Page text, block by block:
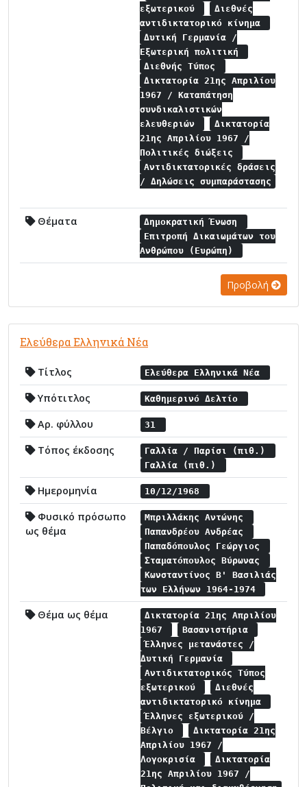
εξωτερικού
Διεθνές
αντιδικτατορικό κίνημα
Δυτική Γερμανία /
Εξωτερική πολιτική
Διεθνής Τύπος
Δικτατορία 21ης Απριλίου
1967 / Καταπάτηση
συνδικαλιστικών
ελευθεριών
Δικτατορία
21ης Απριλίου 1967 /
Πολιτικές διώξεις
Αντιδικτατορικές δράσεις
/ Δηλώσεις συμπαράστασης
Θέματα
Δημοκρατική Ένωση
Επιτροπή Δικαιωμάτων του
Ανθρώπου (Ευρώπη)
Προβολή
Ελεύθερα Ελληνικά Νέα
Τίτλος Ελεύθερα Ελληνικά Νέα
Υπότιτλος Καθημερινό Δελτίο
Αρ. φύλλου 31
Τόπος έκδοσης
Γαλλία / Παρίσι (πιθ.)
Γαλλία (πιθ.)
Ημερομηνία 10/12/1968
Φυσικό πρόσωπο
ως θέμα
Μπριλλάκης Αντώνης
Παπανδρέου Ανδρέας
Παπαδόπουλος Γεώργιος
Σταματόπουλος Βύρωνας
Κωνσταντίνος Β' Βασιλιάς
των Ελλήνων 1964-1974
Θέμα ως θέμα
Δικτατορία 21ης Απριλίου
1967
Βασανιστήρια
Έλληνες μετανάστες /
Δυτική Γερμανία
Αντιδικτατορικός Τύπος
εξωτερικού
Διεθνές
αντιδικτατορικό κίνημα
Έλληνες εξωτερικού /
Βέλγιο
Δικτατορία 21ης
Απριλίου 1967 /
Λογοκρισία
Δικτατορία
21ης Απριλίου 1967 /